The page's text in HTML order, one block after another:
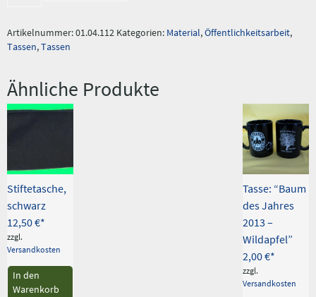
Jahres
-
Artikelnummer:01.04.112 Kategorien: Material,Öffentlichkeitsarbeit,
Tassen,Tassen
Ähnliche Produkte
Stiftetasche,
schwarz
12,50€
zzgl.
Versandkosten
In den
Warenkorb
Tasse: “Baum
des Jahres
2013 –
Wildapfel”
2,00€
zzgl.
Versandkosten